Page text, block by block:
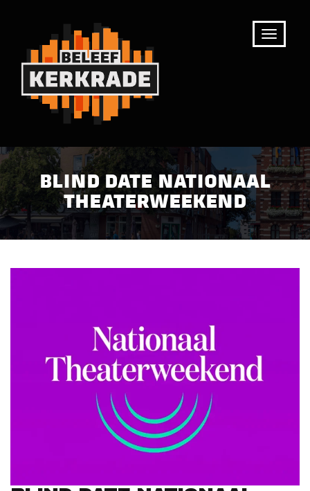
BLIND DATE NATIONAAL
THEATERWEEKEND